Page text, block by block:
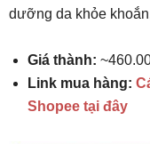
dưỡng da khỏe
Giá thành:
Link mua hàng:
Shopee tại đây